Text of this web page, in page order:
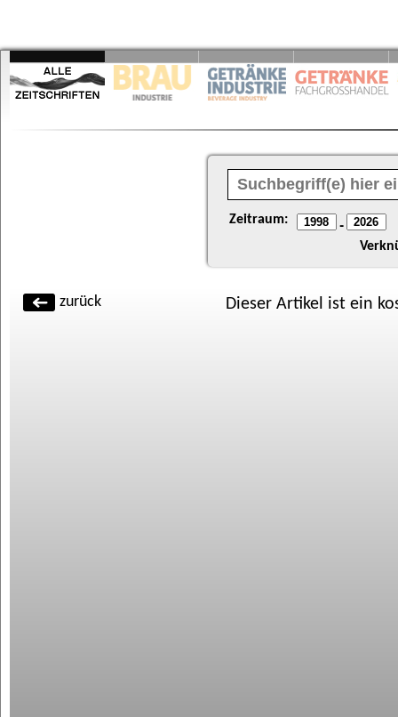
Zeitraum: -
zurück Dieser Artikel ist ein